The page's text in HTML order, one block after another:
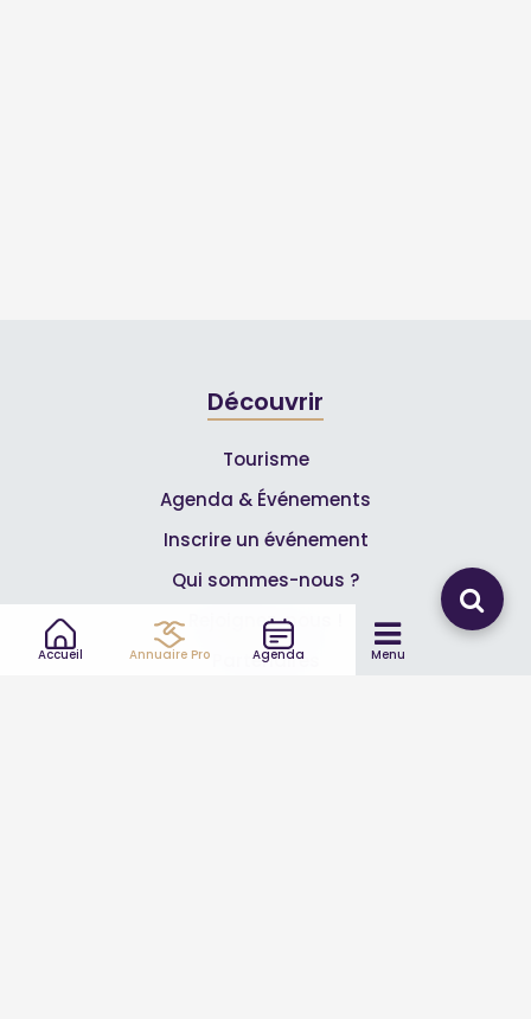
Accueil Annuaire Pro Agenda Menu
Découvrir
Tourisme
Agenda & Événements
Inscrire un événement
Qui sommes-nous ?
Rejoignez-nous !
Partenaires